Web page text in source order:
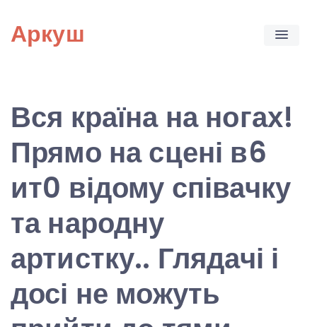
content
Аркуш
Вся країна на ногах!
Прямо на сцені в6
ит0 відому співачку
та народну
артистку.. Глядачі і
досі не можуть